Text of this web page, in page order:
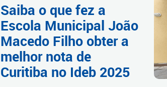
Saiba o que fez a
Escola Municipal João
Macedo Filho obter a
melhor nota de
Curitiba no Ideb 2025